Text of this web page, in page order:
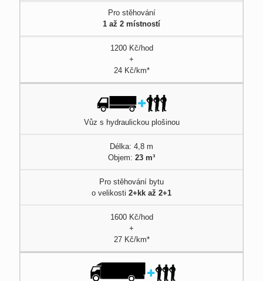
Pro stěhování
1 až 2 místností
1200 Kč/hod
+
24 Kč/km*
Vůz s hydraulickou plošinou
Délka: 4,8 m
Objem: 23 m³
Pro stěhování bytu
o velikosti 2+kk až 2+1
1600 Kč/hod
+
27 Kč/km*